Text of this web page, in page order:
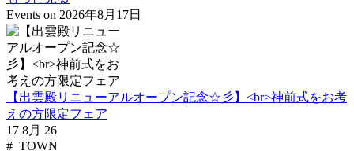
Events on 2026年8月17日
【出雲殿リニューアルオープン記念☆彡】<br>神前式をお考
えの方限定フェア
17 8月 26
#_TOWN